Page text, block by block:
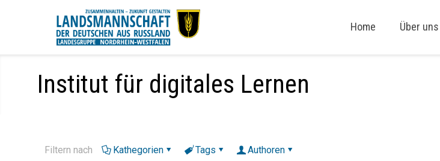
Home Über uns
Institut für digitales Lernen
Filtern nach Kathegorien Tags Authoren